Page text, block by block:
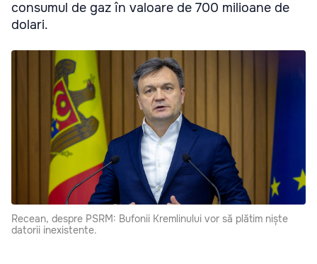
consumul de gaz în valoare de 700 milioane de
dolari.
Recean, despre PSRM: Bufonii Kremlinului vor să plătim niște
datorii inexistente.